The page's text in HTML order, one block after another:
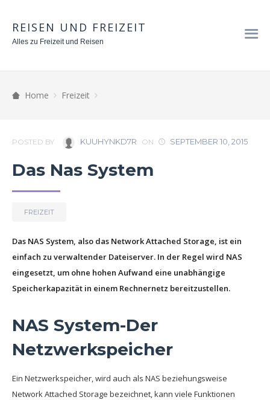
REISEN UND FREIZEIT
Alles zu Freizeit und Reisen
Home Freizeit
POSTED BY KUUHYNKD7R ON SEPTEMBER 10, 2015
Das Nas System
FREIZEIT
Das NAS System, also das Network Attached Storage, ist ein
einfach zu verwaltender Dateiserver. In der Regel wird NAS
eingesetzt, um ohne hohen Aufwand eine unabhängige
Speicherkapazität in einem Rechnernetz bereitzustellen.
NAS System-Der
Netzwerkspeicher
Ein Netzwerkspeicher, wird auch als NAS beziehungsweise
Network Attached Storage bezeichnet, kann viele Funktionen